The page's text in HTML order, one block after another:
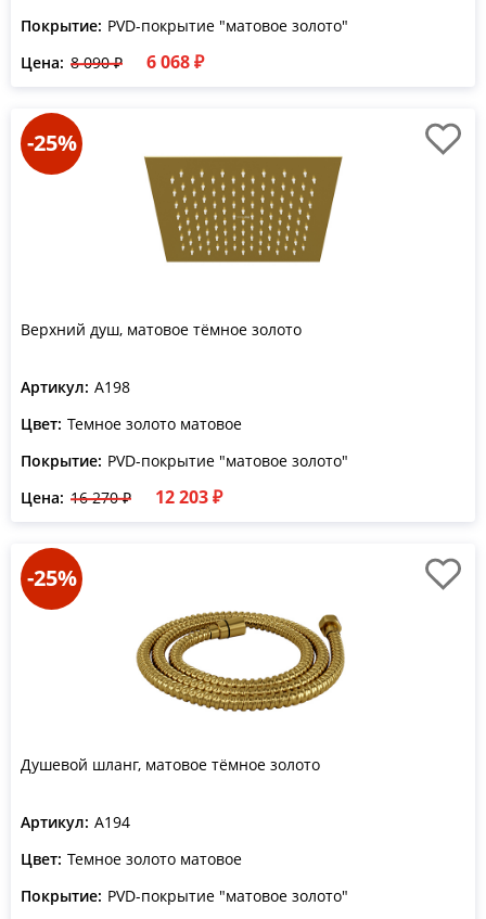
Покрытие: PVD-покрытие "матовое золото"
Цена: 8 090 ₽ 6 068 ₽
-25%
Верхний душ, матовое тёмное золото
Артикул: A198
Цвет: Темное золото матовое
Покрытие: PVD-покрытие "матовое золото"
Цена: 16 270 ₽ 12 203 ₽
-25%
Душевой шланг, матовое тёмное золото
Артикул: A194
Цвет: Темное золото матовое
Покрытие: PVD-покрытие "матовое золото"